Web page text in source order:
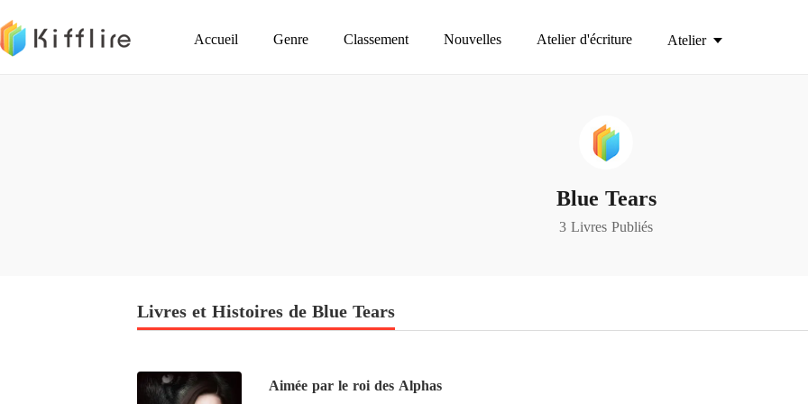
Accueil Genre Classement Nouvelles Atelier d'écriture Atelier
Blue Tears
3 Livres Publiés
Livres et Histoires de Blue Tears
Aimée par le roi des Alphas